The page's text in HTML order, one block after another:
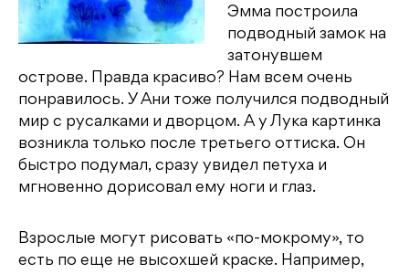
Эмма построила
подводный замок на
затонувшем
острове. Правда красиво? Нам всем очень
понравилось. У Ани тоже получился подводный
мир с русалками и дворцом. А у Лука картинка
возникла только после третьего оттиска. Он
быстро подумал, сразу увидел петуха и
мгновенно дорисовал ему ноги и глаз.
Взрослые могут рисовать «по-мокрому», то
есть по еще не высохшей краске. Например,